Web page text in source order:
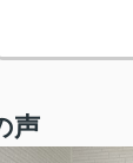
声